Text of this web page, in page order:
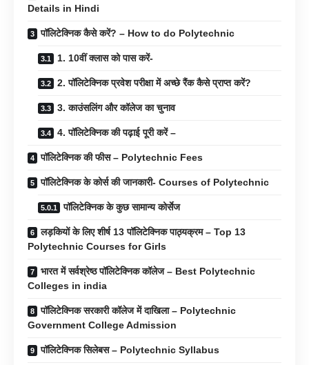
Details in Hindi
पॉलिटेक्निक कैसे करें? – How to do Polytechnic
1. 10वीं क्लास को पास करें-
2. पॉलिटेक्निक प्रवेश परीक्षा में अच्छे रैंक कैसे प्राप्त करें?
3. काउंसलिंग और कॉलेज का चुनाव
4. पॉलिटेक्निक की पढ़ाई पूरी करें –
पॉलिटेक्निक की फीस – Polytechnic Fees
पॉलिटेक्निक के कोर्स की जानकारी- Courses of Polytechnic
पॉलिटेक्निक के कुछ सामान्य कोर्सेज
लड़कियों के लिए शीर्ष 13 पॉलिटेक्निक पाठ्यक्रम – Top 13
Polytechnic Courses for Girls
भारत में सर्वश्रेष्ठ पॉलिटेक्निक कॉलेज – Best Polytechnic
Colleges in india
पॉलिटेक्निक सरकारी कॉलेज में दाखिला – Polytechnic
Government College Admission
पॉलिटेक्निक सिलेबस – Polytechnic Syllabus